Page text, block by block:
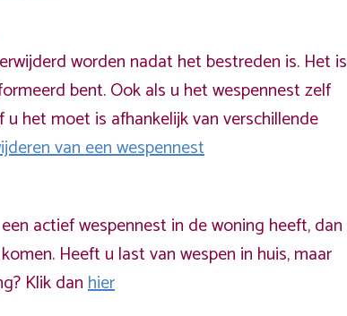
worden nadat het bestreden is. Het is
bent. Ook als u het wespennest zelf
het moet is afhankelijk van verschillende
van een wespennest
actief wespennest in de woning heeft, dan
Heeft u last van wespen in huis, maar
Klik danhier